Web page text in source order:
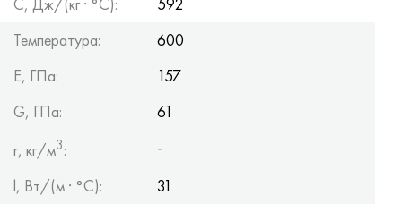
Температура:
600
Е, ГПа:
157
G, ГПа:
61
r, кг/м3:
-
l, Вт/(м · °С):
31